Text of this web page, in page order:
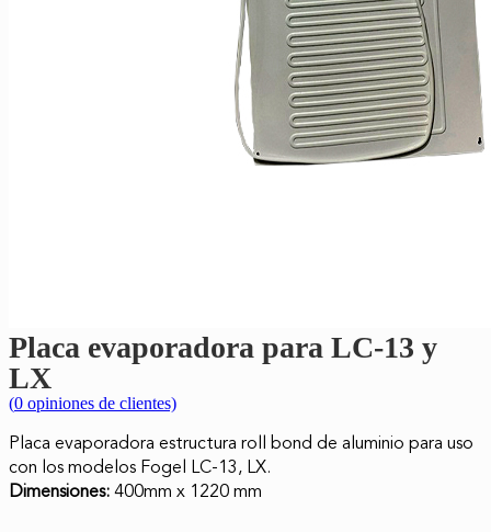
Placa evaporadora para LC-13 y
LX
(0 opiniones de clientes)
Placa evaporadora estructura roll bond de aluminio para uso
con los modelos Fogel LC-13, LX.
Dimensiones:400mm x 1220 mm